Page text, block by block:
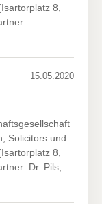
8,
15.05.2020
Solicitors und
8,
Dr. Pils,